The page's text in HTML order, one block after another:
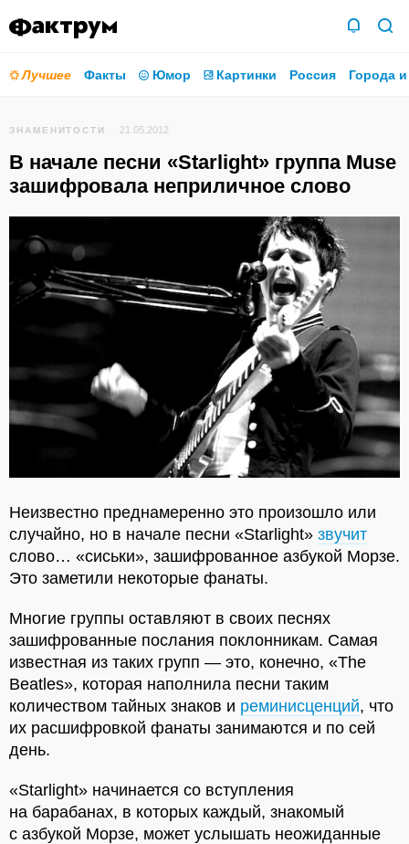
Лучшее Факты Юмор Картинки Россия Города
ЗНАМЕНИТОСТИ 21.05.2012
В начале песни «Starlight» группа Muse
зашифровала неприличное слово
Неизвестно преднамеренно это произошло или
случайно, но в начале песни «Starlight» звучит
слово… «сиськи», зашифрованное азбукой Морзе.
Это заметили некоторые фанаты.
Многие группы оставляют в своих песнях
зашифрованные послания поклонникам. Самая
известная из таких групп — это, конечно, «The
Beatles», которая наполнила песни таким
количеством тайных знаков и реминисценций, что
их расшифровкой фанаты занимаются и по сей
день.
«Starlight» начинается со вступления
на барабанах, в которых каждый, знакомый
с азбукой Морзе, может услышать неожиданные